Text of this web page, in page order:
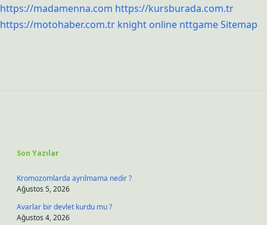
https://madamenna.com https://kursburada.com.tr
https://motohaber.com.tr knight online nttgameSitemap
Son Yazılar
Kromozomlarda ayrılmama nedir ?
Ağustos 5, 2026
Avarlar bir devlet kurdu mu ?
Ağustos 4, 2026